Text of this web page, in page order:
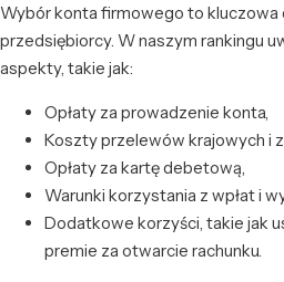
Wybór konta firmowego to kluczowa
przedsiębiorcy. W naszym rankingu
aspekty, takie jak:
Opłaty za prowadzenie konta,
Koszty przelewów krajowych i
Opłaty za kartę debetową,
Warunki korzystania z wpłat i
Dodatkowe korzyści, takie jak
premie za otwarcie rachunku.